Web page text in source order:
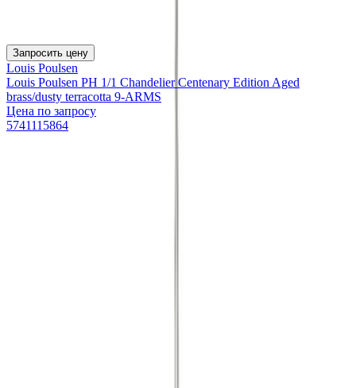
Запросить цену
Louis Poulsen
Louis Poulsen PH 1/1 Chandelier Centenary Edition Aged
brass/dusty terracotta 9-ARMS
Цена по запросу
5741115864